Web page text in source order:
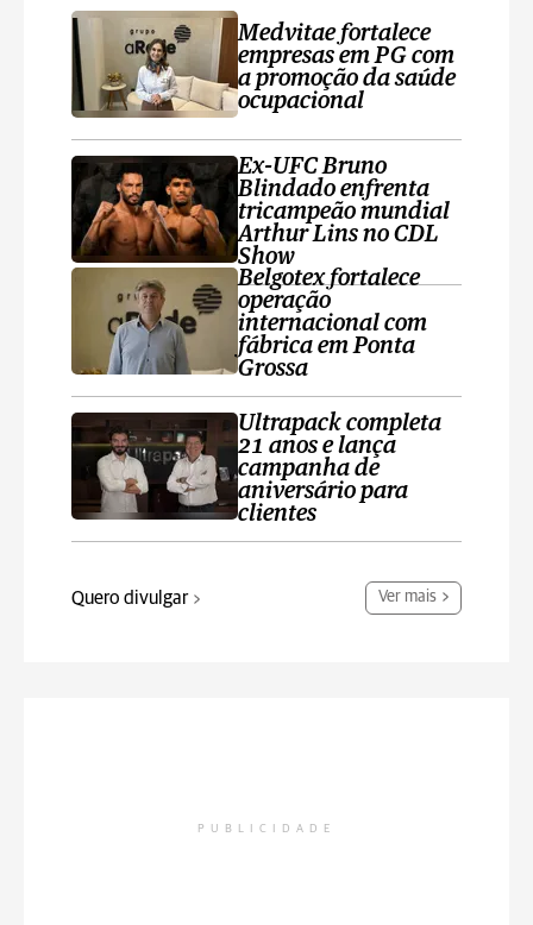
Medvitae fortalece
empresas em PG com
a promoção da saúde
ocupacional
Ex-UFC Bruno
Blindado enfrenta
tricampeão mundial
Arthur Lins no CDL
Show
Belgotex fortalece
operação
internacional com
fábrica em Ponta
Grossa
Ultrapack completa
21 anos e lança
campanha de
aniversário para
clientes
Quero divulgar Ver mais
PUBLICIDADE